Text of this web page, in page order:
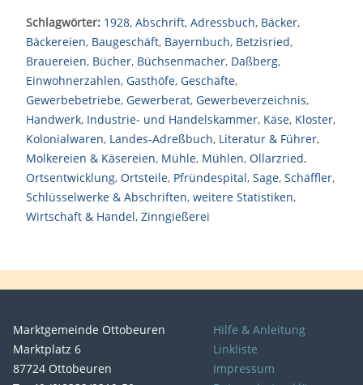
Schlagwörter: 1928, Abschrift, Adressbuch, Bäcker,
Bäckereien, Baugeschäft, Bayernbuch, Betzisried,
Brauereien, Bücher, Büchsenmacher, Daßberg,
Einwohnerzahlen, Gasthöfe, Geschäfte,
Gewerbebetriebe, Gewerberat, Gewerbeverzeichnis,
Handwerk, Industrie- und Handelskammer, Käse, Kloster,
Kolonialwaren, Landes-Adreßbuch, Literatur & Führer,
Molkereien & Käsereien, Mühle, Mühlen, Ollarzried,
Ortsentwicklung, Ortsteile, Pfründespital, Sage, Schäffler,
Schlüsselwerke & Abschriften, weitere Statistiken,
Wirtschaft & Handel, Zinngießerei
Marktgemeinde Ottobeuren
Marktplatz 6
87724 Ottobeuren
Hilfe & Anleitung
Linkliste
Impressum